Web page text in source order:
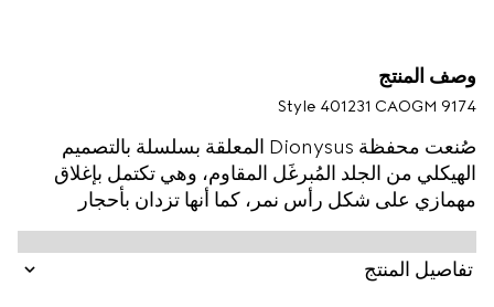
وصف المنتج
Style ‎401231 CAOGM 9174
صُنعت محفظة Dionysus المعلقة بسلسلة بالتصميم
الهيكلي من الجلد المُبرغَل المقاوم، وهي تكتمل بإغلاق
مهمازي على شكل رأس نمر، كما أنها تزدان بأحجار
الكريستال.
تفاصيل المنتج